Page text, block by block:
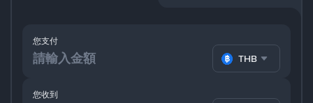
您支付
THB
您收到